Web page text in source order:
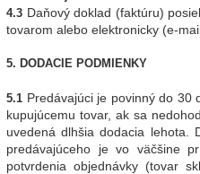
4.3 Daňový doklad (faktúru)
tovarom alebo elektronicky (e-
5. DODACIE PODMIENKY
5.1 Predávajúci je povinný do 30
kupujúcemu tovar, ak sa
uvedená dlhšia dodacia lehota.
predávajúceho je vo väčšine
potvrdenia objednávky (tovar